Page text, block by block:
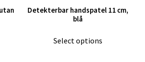
Detekterbar handspatel 11 cm,
blå
Select options